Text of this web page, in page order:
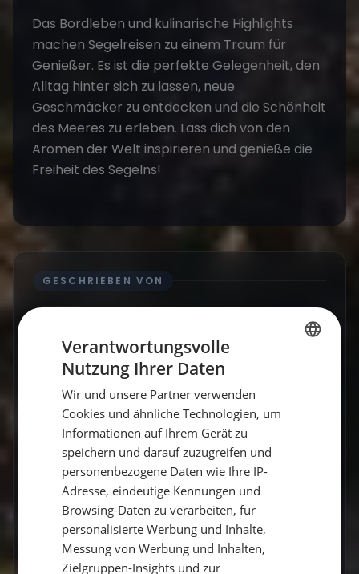
Das Bordleben und kulinarische Highlights
machen Segelreisen zu einem Traum für
Genießer. Es ist die perfekte Gelegenheit, den
Alltag hinter sich zu lassen, neue
Geschmäcker zu entdecken und die Schönheit
des Meeres zu erleben. Lass dich von den
Aromen der Welt inspirieren und genieße die
Freiheit des Segelns!
GESCHRIEBEN VON
Travel Explorerin
Vicci schreibt über Segelabenteuer,
Küstenorte und Reisen abseits der üblichen
Routen. Mit einem Gespür für besondere
Momente verbindet sie Explorer-Spirit mit
praktischen Travel-Tipps.
Zum Autorenprofil→
Verantwortungsvolle
Nutzung Ihrer Daten
Wir und unsere Partner verwenden
Cookies und ähnliche Technologien, um
Informationen auf Ihrem Gerät zu
speichern und darauf zuzugreifen und
personenbezogene Daten wie Ihre IP-
Adresse, eindeutige Kennungen und
Browsing-Daten zu verarbeiten, für
personalisierte Werbung und Inhalte,
Messung von Werbung und Inhalten,
Zielgruppen-Insights und zur